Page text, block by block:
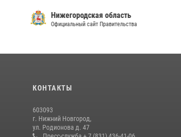
Нижегородская область
Официальный сайт Правительства
КОНТАКТЫ
603093
г. Нижний Новгород,
ул. Родионова д. 47